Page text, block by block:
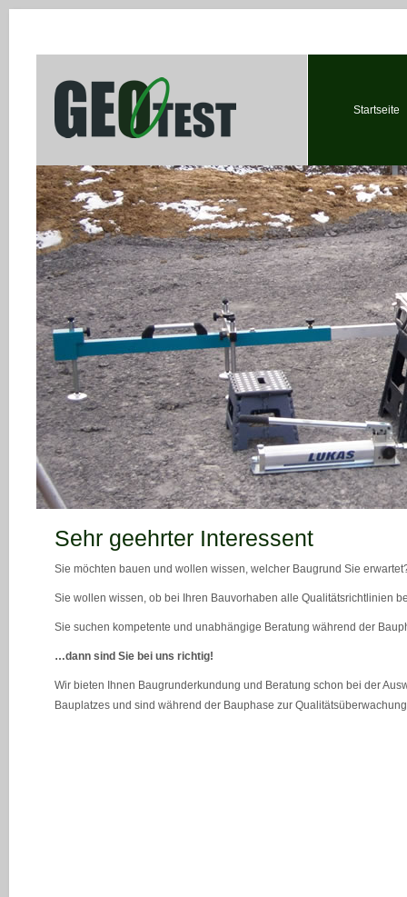
Startseite
Sehr geehrter Interessent
Sie möchten bauen und wollen wissen, welcher Baugrund Sie
Sie wollen wissen, ob bei Ihren Bauvorhaben alle Qualitätsrichtlinien
Sie suchen kompetente und unabhängige Beratung während der
…dann sind Sie bei uns richtig!
Wir bieten Ihnen Baugrunderkundung und Beratung schon bei der
Bauplatzes und sind während der Bauphase zur